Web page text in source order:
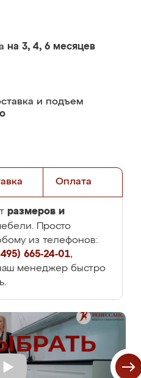
на 3, 4, 6 месяцев
и подъем
Оплата
размеров и
Просто
из телефонов:
665-24-01,
менеджер быстро